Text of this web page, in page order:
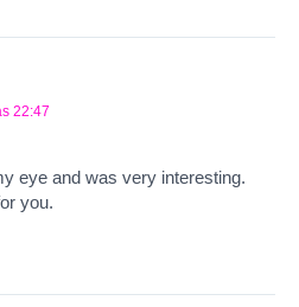
22:47
eye and was very interesting.
you.